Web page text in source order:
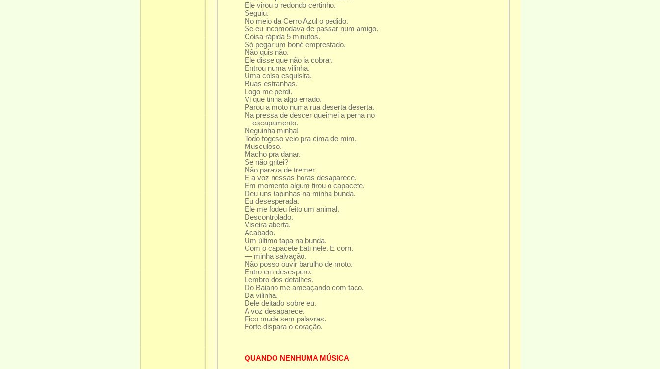
Ele virou o redondo certinho.
Seguiu.
No meio da Cerro Azul o pedido.
Se eu incomodava de passar num amigo.
Coisa rápida 5 minutos.
Só pegar um boné emprestado.
Não quis não.
Ele disse que não ia cobrar.
Entrou numa vilinha.
Uma coisa esquisita.
Ruas estranhas.
Logo me perdi.
Vi que tinha algo errado.
Parou a moto numa rua deserta deserta.
Na pressa de descer queimei a perna no
escapamento.
Neguinha minha!
Todo fogoso veio pra cima de mim.
Musculoso.
Macho pra danar.
Se não gritei?
Não parava de tremer.
E a voz nessas horas desaparece.
Em momento algum tirou o capacete.
Deu uns tapinhas na minha bunda.
Eu desesperada.
Ele me fodeu feito um animal.
Descontrolado.
Viseira aberta.
Acabado.
Um último tapa na bunda.
Com o capacete bati nele. E corri.
— minha salvação.
Não posso ouvir barulho de moto.
Entro em desespero.
Lembro dos detalhes.
Do Baiano me ameaçando com taco.
Da vilinha.
Dele deitado sobre eu.
A voz desaparece.
Fico muda sem palavras.
Forte dispara o coração.
QUANDO NENHUMA MÚSICA